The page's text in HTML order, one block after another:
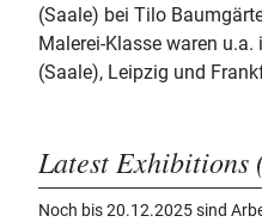
(Saale) bei Tilo
Malerei-Klasse waren
(Saale), Leipzig und
Latest Exhibitions
Noch bis 20.12.2025 sind